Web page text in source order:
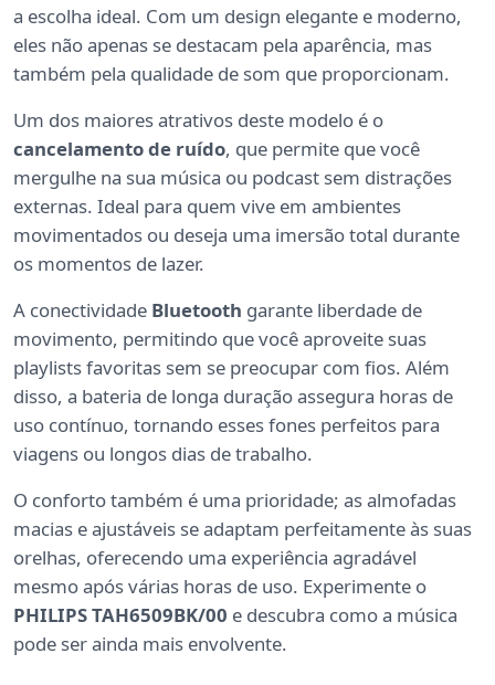
a escolha ideal. Com um design elegante e moderno,
eles não apenas se destacam pela aparência, mas
também pela qualidade de som que proporcionam.
Um dos maiores atrativos deste modelo é o
cancelamento de ruído, que permite que você
mergulhe na sua música ou podcast sem distrações
externas. Ideal para quem vive em ambientes
movimentados ou deseja uma imersão total durante
os momentos de lazer.
A conectividade Bluetooth garante liberdade de
movimento, permitindo que você aproveite suas
playlists favoritas sem se preocupar com fios. Além
disso, a bateria de longa duração assegura horas de
uso contínuo, tornando esses fones perfeitos para
viagens ou longos dias de trabalho.
O conforto também é uma prioridade; as almofadas
macias e ajustáveis se adaptam perfeitamente às suas
orelhas, oferecendo uma experiência agradável
mesmo após várias horas de uso. Experimente o
PHILIPS TAH6509BK/00 e descubra como a música
pode ser ainda mais envolvente.